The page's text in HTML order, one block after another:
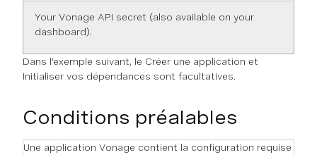
Your Vonage API secret (also available on your
dashboard).
Dans l'exemple suivant, le Créer une application et
Initialiser vos dépendances sont facultatives.
Conditions préalables
Une application Vonage contient la configuration requise